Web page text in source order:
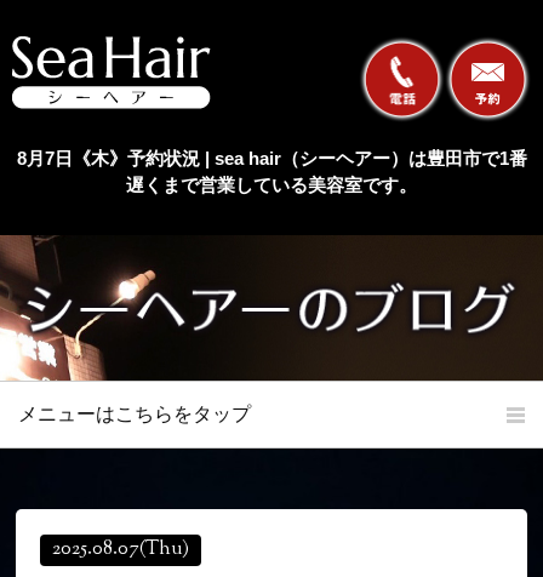
8月7日《木》予約状況 | sea hair（シーヘアー）は豊田市で1番
遅くまで営業している美容室です。
メニューはこちらをタップ
オンラインショップ
2025.08.07(Thu)